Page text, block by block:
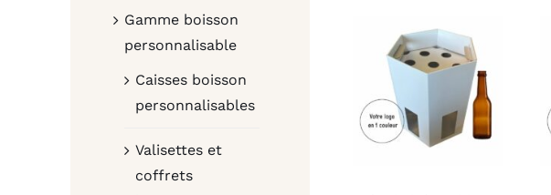
Gamme boisson
personnalisable
Caisses boisson
personnalisables
Valisettes et
coffrets